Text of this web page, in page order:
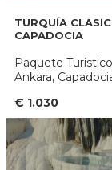
TURQUÍA
CAPADOCIA
Paquete
Ankara,
€ 1.030